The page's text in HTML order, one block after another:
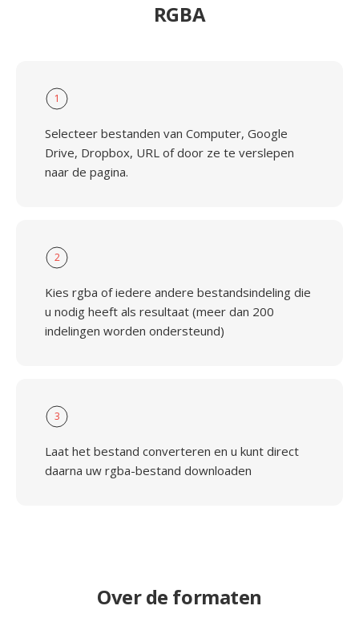
RGBA
1
Selecteer bestanden van Computer, Google
Drive, Dropbox, URL of door ze te verslepen
naar de pagina.
2
Kies rgba of iedere andere bestandsindeling die
u nodig heeft als resultaat (meer dan 200
indelingen worden ondersteund)
3
Laat het bestand converteren en u kunt direct
daarna uw rgba-bestand downloaden
Over de formaten